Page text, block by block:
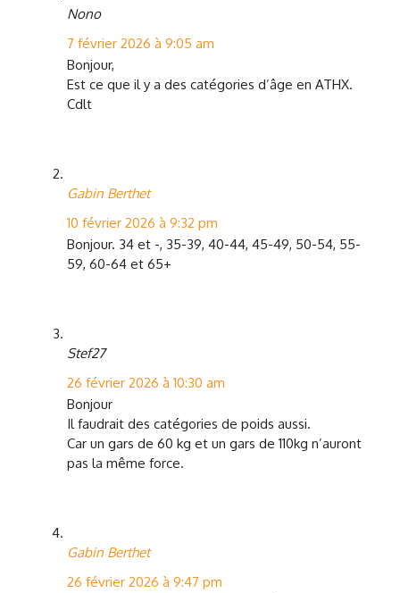
Nono
7 février 2026 à 9:05 am
Bonjour,
Est ce que il y a des catégories d’âge en ATHX.
Cdlt
Gabin Berthet
10 février 2026 à 9:32 pm
Bonjour. 34 et -, 35-39, 40-44, 45-49, 50-54, 55-
59, 60-64 et 65+
Stef27
26 février 2026 à 10:30 am
Bonjour
Il faudrait des catégories de poids aussi.
Car un gars de 60 kg et un gars de 110kg n’auront
pas la même force.
Gabin Berthet
26 février 2026 à 9:47 pm